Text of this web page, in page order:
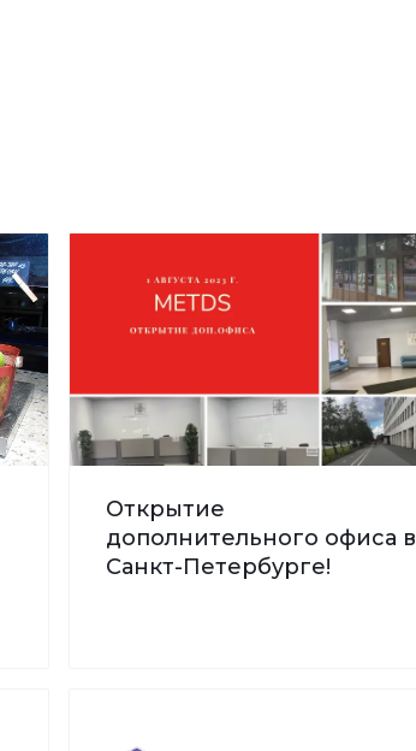
Открытие
дополнительного офиса в
Санкт-Петербурге!